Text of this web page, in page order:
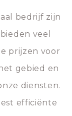
bedrijf zijn
veel
prijzen voor
gebied en
diensten.
efficiënte